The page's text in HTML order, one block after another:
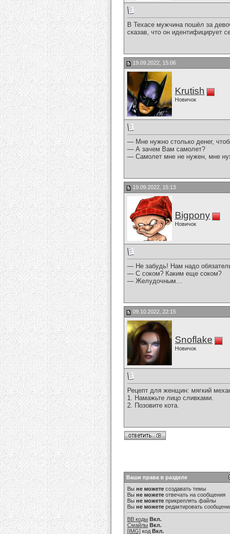
В Техасе мужчина пошёл за
сказав, что он идентифицирует
19.09.2022, 15:06
Krutish
Новичок
— Мне нужно столько денег,
— А зачем Вам самолет?
— Самолет мне не нужен, мне
19.09.2022, 15:13
Bigpony
Новичок
— Не забудь! Нам надо
— С соком? Каким еще соком?
— Желудочным…
09.10.2022, 22:15
Snoflake
Новичок
Рецепт для женщин: мягкий
1. Намажьте лицо сливками.
2. Позовите кота.
Ваши права в разделе
Вы не можете создавать темы
Вы не можете отвечать на сообщения
Вы не можете прикреплять файлы
Вы не можете редактировать
BB коды Вкл.
Смайлы Вкл.
[IMG] код Вкл.